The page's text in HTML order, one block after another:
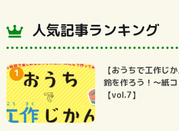
人気記事ランキング
【おうちで工作じ
鈴を作ろう！～紙
【vol.7】